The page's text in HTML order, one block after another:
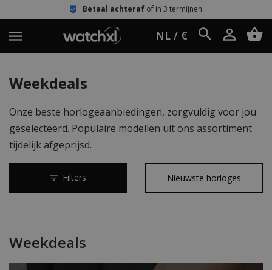
Betaal achteraf of in 3 termijnen
NL / €
Weekdeals
Onze beste horlogeaanbiedingen, zorgvuldig voor jou
geselecteerd. Populaire modellen uit ons assortiment
tijdelijk afgeprijsd.
Filters
Weekdeals